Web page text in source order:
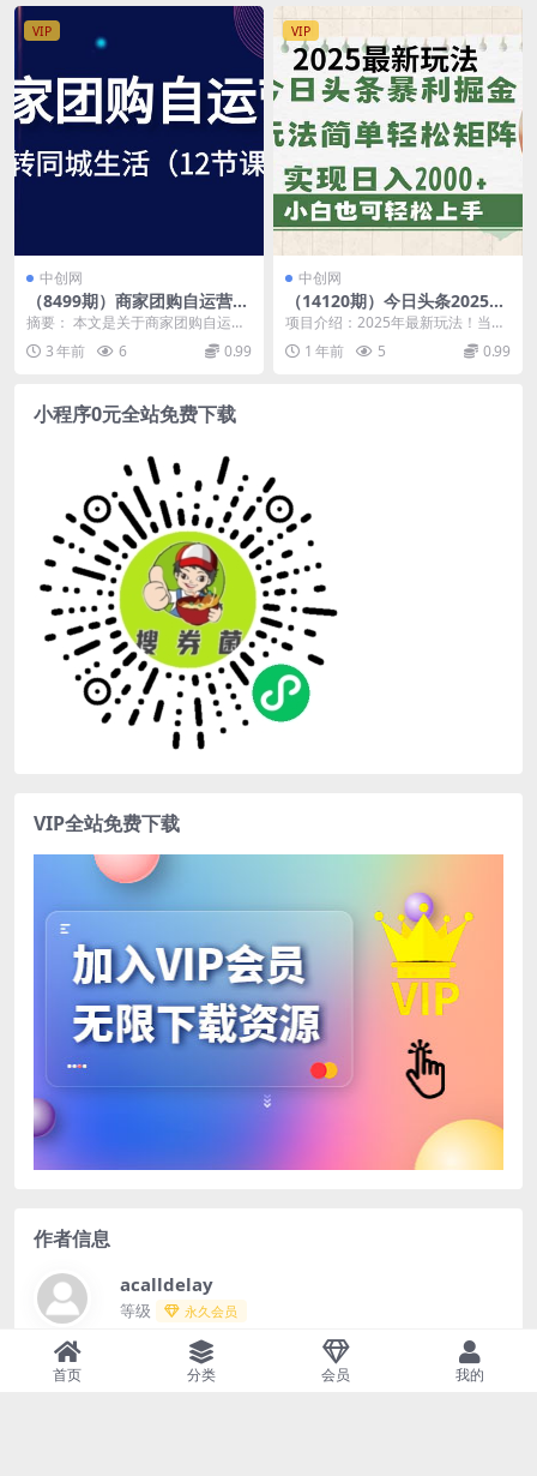
VIP
中创网
（8499期）商家团购自运营-
玩转同城生活（12节课）
摘要： 本文是关于商家团购自运营
的12节课内容，主要涵盖了商家团
购运营的正确SO...
3 年前 6 0.99
VIP
中创网
（14120期）今日头条2025最
新玩法，思路简单，复制粘
贴，轻松实现矩阵日入2000+
项目介绍：2025年最新玩法！当下
最火！简单零成本！0粉丝照样有收
益，复制粘贴即...
1 年前 5 0.99
小程序0元全站免费下载
VIP全站免费下载
作者信息
acalldelay
等级 永久会员
39139
首页 分类 会员 我的